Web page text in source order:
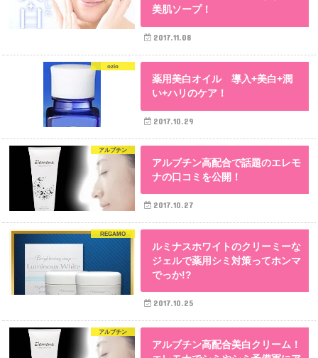
美肌ソープ！
2017.11.08
ozio
薬用美白オイル 導入+美白+潤
い+ハリのケア！
2017.10.29
アルブチン
アルブチン高配合で話題のエレモ
ナの口コミを公開！
2017.10.27
REGAMO
ルミナスホワイトのクリーミーな
ジェルで薬用シミ対策ってホンマ
でっか!?
2017.10.25
アルブチン
アルブチン高配合美白クリーム！